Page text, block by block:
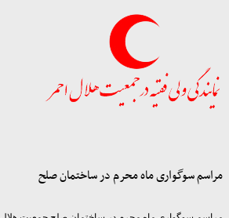
مراسم سوگواری ماه محرم در ساختمان صلح